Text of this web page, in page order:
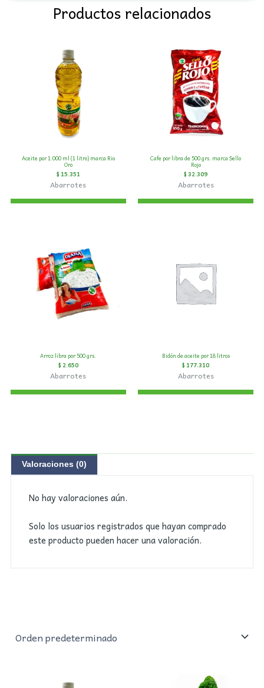
Productos relacionados
Aceite por 1.000 ml (1 litro) marca Rio
Oro
$ 15.351
Abarrotes
Cafe por libra de 500 grs. marca Sello
Rojo
$ 32.309
Abarrotes
Arroz libra por 500 grs.
$ 2.650
Abarrotes
Bidón de aceite por 18 litros
$ 177.310
Abarrotes
Valoraciones (0)
No hay valoraciones aún.
Solo los usuarios registrados que hayan comprado
este producto pueden hacer una valoración.